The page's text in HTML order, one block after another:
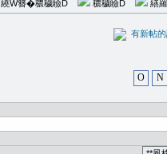
繞W簪�穠穢瞼D 穠穢瞼D 繕
有新
O N